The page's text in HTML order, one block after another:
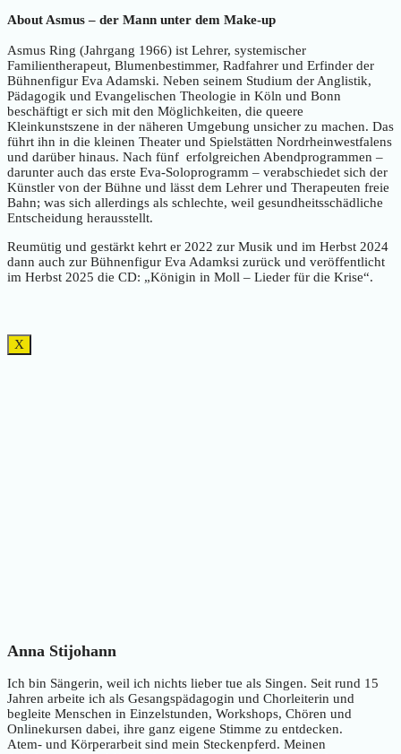
About Asmus – der Mann unter dem Make-up
Asmus Ring (Jahrgang 1966) ist Lehrer, systemischer
Familientherapeut, Blumenbestimmer, Radfahrer und Erfinder der
Bühnenfigur Eva Adamski. Neben seinem Studium der Anglistik,
Pädagogik und Evangelischen Theologie in Köln und Bonn
beschäftigt er sich mit den Möglichkeiten, die queere
Kleinkunstszene in der näheren Umgebung unsicher zu machen. Das
führt ihn in die kleinen Theater und Spielstätten Nordrheinwestfalens
und darüber hinaus. Nach fünf erfolgreichen Abendprogrammen –
darunter auch das erste Eva-Soloprogramm – verabschiedet sich der
Künstler von der Bühne und lässt dem Lehrer und Therapeuten freie
Bahn; was sich allerdings als schlechte, weil gesundheitsschädliche
Entscheidung herausstellt.
Reumütig und gestärkt kehrt er 2022 zur Musik und im Herbst 2024
dann auch zur Bühnenfigur Eva Adamksi zurück und veröffentlicht
im Herbst 2025 die CD: „Königin in Moll – Lieder für die Krise“.
X
Anna Stijohann
Ich bin Sängerin, weil ich nichts lieber tue als Singen. Seit rund 15
Jahren arbeite ich als Gesangspädagogin und Chorleiterin und
begleite Menschen in Einzelstunden, Workshops, Chören und
Onlinekursen dabei, ihre ganz eigene Stimme zu entdecken.
Atem- und Körperarbeit sind mein Steckenpferd. Meinen